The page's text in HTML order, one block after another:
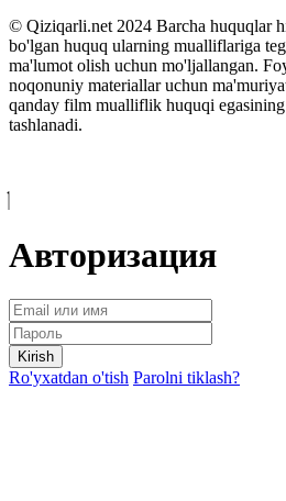
© Qiziqarli.net 2024 Barcha huquqlar
bo'lgan huquq ularning mualliflariga
ma'lumot olish uchun mo'ljallangan.
noqonuniy materiallar uchun
qanday film mualliflik huquqi
tashlanadi.
Авторизация
Kirish
Ro'yxatdan o'tish Parolni tiklash?